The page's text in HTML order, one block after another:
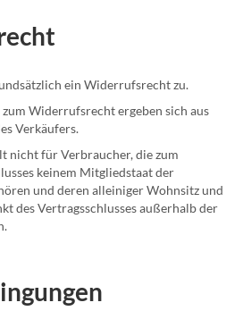
ein Widerrufsrecht zu.
Widerrufsrecht ergeben sich aus
Verkäufers.
nicht für Verbraucher, die zum
keinem Mitgliedstaat der
und deren alleiniger Wohnsitz und
des Vertragsschlusses außerhalb der